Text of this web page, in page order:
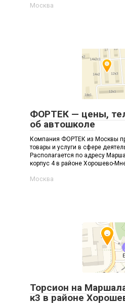
Москва
ФОРТЕК — цены,
об автошколе
Компания ФОРТЕК из Москвы
товары и услуги в сфере
Располагается по адресу
корпус 4 в районе Хорошево-
Москва
Торсион на
к3 в районе